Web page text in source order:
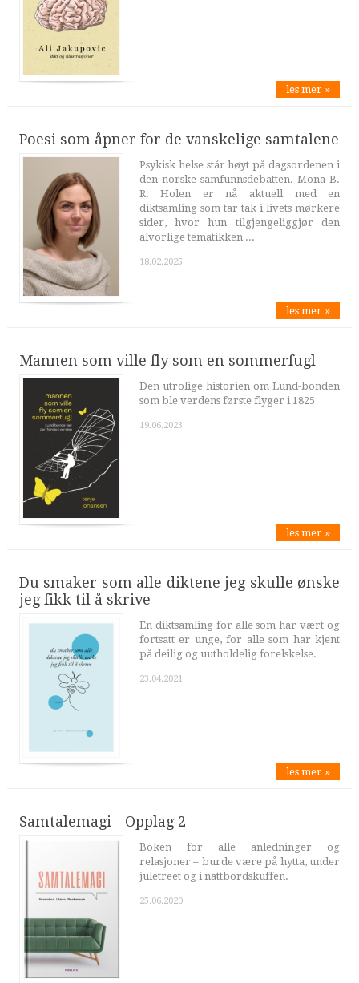
les mer »
Poesi som åpner for de vanskelige samtalene
Psykisk helse står høyt på dagsordenen i
den norske samfunnsdebatten. Mona B.
R. Holen er nå aktuell med en
diktsamling som tar tak i livets mørkere
sider, hvor hun tilgjengeliggjør den
alvorlige tematikken ...
18.02.2025
les mer »
Mannen som ville fly som en sommerfugl
Den utrolige historien om Lund-bonden
som ble verdens første flyger i 1825
19.06.2023
les mer »
Du smaker som alle diktene jeg skulle ønske
jeg fikk til å skrive
En diktsamling for alle som har vært og
fortsatt er unge, for alle som har kjent
på deilig og uutholdelig forelskelse.
23.04.2021
les mer »
Samtalemagi - Opplag 2
Boken for alle anledninger og
relasjoner – burde være på hytta, under
juletreet og i nattbordskuffen.
25.06.2020